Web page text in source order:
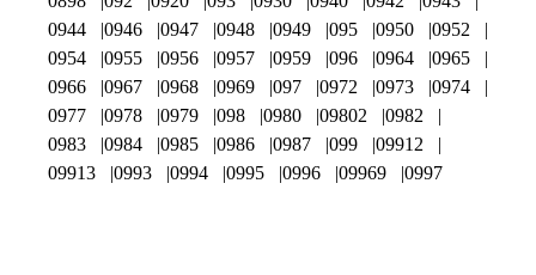
0944
0946 0947 0948 0949 095 0950
0952
0954
0955 0956 0957 0959 096 0964
0965
0966
0967 0968 0969 097 0972 0973
0974
0977
0978 0979 098 0980 09802
0982
0983
0984 0985 0986 0987 099
09912
09913
0993 0994 0995 0996 09969 0997